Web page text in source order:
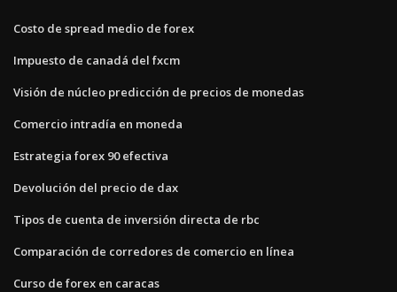
Costo de spread medio de forex
Impuesto de canadá del fxcm
Visión de núcleo predicción de precios de monedas
Comercio intradía en moneda
Estrategia forex 90 efectiva
Devolución del precio de dax
Tipos de cuenta de inversión directa de rbc
Comparación de corredores de comercio en línea
Curso de forex en caracas